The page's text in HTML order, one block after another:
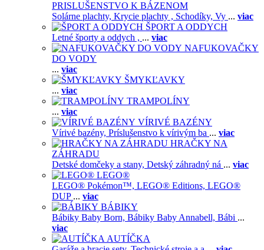
PRISLUŠENSTVO K BÁZENOM
Solárne plachty, Krycie plachty , Schodíky, Vy ... viac
ŠPORT A ODDYCH
Letné športy a oddych , ... viac
NAFUKOVAČKY
DO VODY
... viac
ŠMYKĽAVKY
... viac
TRAMPOLÍNY
... viac
VÍRIVÉ BAZÉNY
Vírivé bazény, Príslušenstvo k vírivým ba ... viac
HRAČKY NA
ZÁHRADU
Detské domčeky a stany, Detský záhradný ná ... viac
LEGO®
LEGO® Pokémon™, LEGO® Editions, LEGO®
DUP ... viac
BÁBIKY
Bábiky Baby Born, Bábiky Baby Annabell, Bábi ...
viac
AUTÍČKA